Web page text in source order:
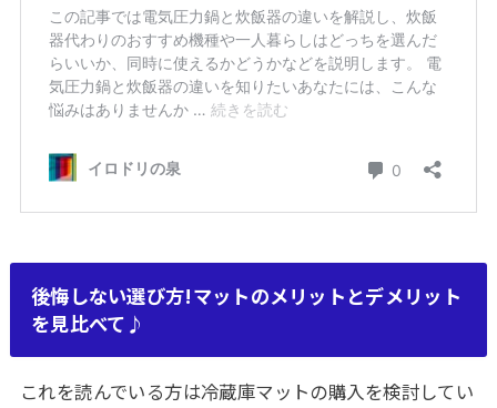
後悔しない選び方!マットのメリットとデメリット
を見比べて♪
これを読んでいる方は冷蔵庫マットの購入を検討してい